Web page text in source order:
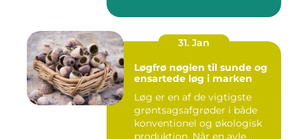
31. Jan
Løgfrø nøglen til sunde og
ensartede løg i marken
Løg er en af de vigtigste
grøntsagsafgrøder i både
konventionel og økologisk
produktion. Når en avle...